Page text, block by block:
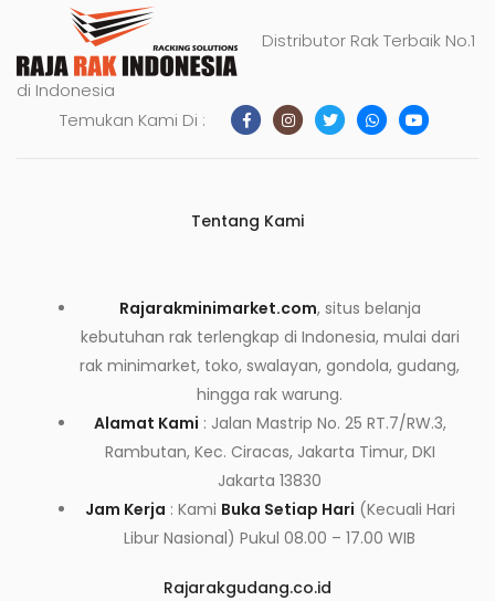
Distributor Rak Terbaik No.1
di Indonesia
Temukan Kami Di :
Tentang Kami
Rajarakminimarket.com, situs belanja
kebutuhan rak terlengkap di Indonesia, mulai dari
rak minimarket, toko, swalayan, gondola, gudang,
hingga rak warung.
Alamat Kami : Jalan Mastrip No. 25 RT.7/RW.3,
Rambutan, Kec. Ciracas, Jakarta Timur, DKI
Jakarta 13830
Jam Kerja : Kami Buka Setiap Hari (Kecuali Hari
Libur Nasional) Pukul 08.00 – 17.00 WIB
Rajarakgudang.co.id